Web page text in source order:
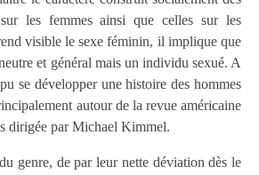
les femmes ainsi que celles sur les
visible le sexe féminin, il implique que
et général mais un individu sexué. A
se développer une histoire des hommes
autour de la revue américaine
dirigée par Michael Kimmel.
genre, de par leur nette déviation dès le